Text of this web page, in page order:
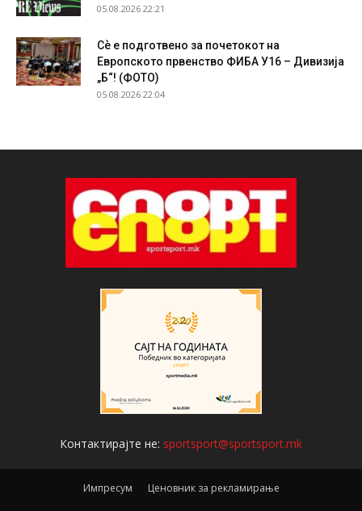
05.08.2026 22:21
Сѐ е подготвено за почетокот на
Европското првенство ФИБА У16 – Дивизија
„Б“! (ФОТО)
05.08.2026 22:04
Контактирајте не: sportsport@sportsport.mk
Импресум Ценовник за рекламирање